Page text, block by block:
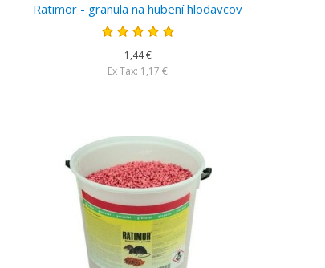
Ratimor - granula na hubení hlodavcov
1,44 €
Ex Tax: 1,17 €